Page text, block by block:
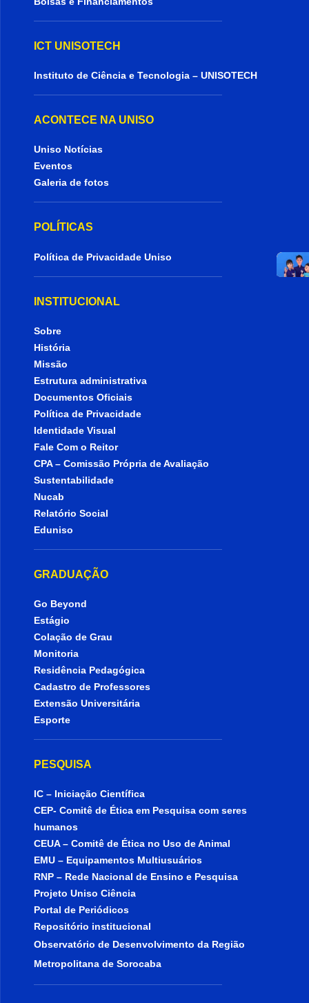
ICT UNISOTECH
Instituto de Ciência e Tecnologia – UNISOTECH
ACONTECE NA UNISO
Uniso Notícias
Eventos
Galeria de fotos
POLÍTICAS
Política de Privacidade Uniso
INSTITUCIONAL
Sobre
História
Missão
Estrutura administrativa
Documentos Oficiais
Política de Privacidade
Identidade Visual
Fale Com o Reitor
CPA – Comissão Própria de Avaliação
Sustentabilidade
Nucab
Relatório Social
Eduniso
GRADUAÇÃO
Go Beyond
Estágio
Colação de Grau
Monitoria
Residência Pedagógica
Cadastro de Professores
Extensão Universitária
Esporte
PESQUISA
IC – Iniciação Científica
CEP- Comitê de Ética em Pesquisa com seres
humanos
CEUA – Comitê de Ética no Uso de Animal
EMU – Equipamentos Multiusuários
RNP – Rede Nacional de Ensino e Pesquisa
Projeto Uniso Ciência
Portal de Periódicos
Repositório institucional
Observatório de Desenvolvimento da Região
Metropolitana de Sorocaba